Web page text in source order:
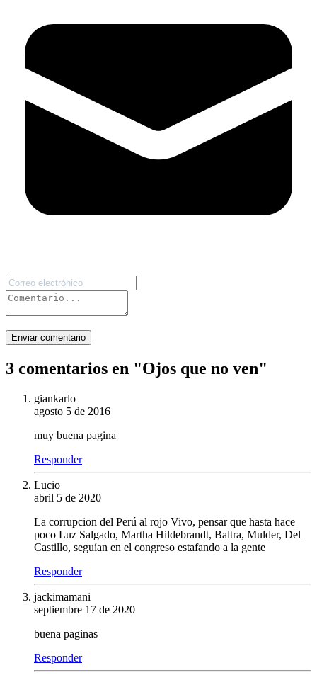
Enviar comentario
3 comentarios en "Ojos que no ven"
giankarlo
agosto 5 de 2016
muy buena pagina
Responder
Lucio
abril 5 de 2020
La corrupcion del Perú al rojo Vivo, pensar que hasta hace
poco Luz Salgado, Martha Hildebrandt, Baltra, Mulder, Del
Castillo, seguían en el congreso estafando a la gente
Responder
jackimamani
septiembre 17 de 2020
buena paginas
Responder